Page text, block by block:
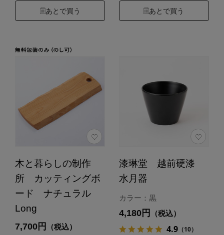
あとで買う あとで買う
木と暮らしの制作
所 カッティングボ
ード ナチュラル
Long
7,700円 （税込）
漆琳堂 越前硬漆
水月器
カラー：黒
4,180円 （税込）
4.9（10）